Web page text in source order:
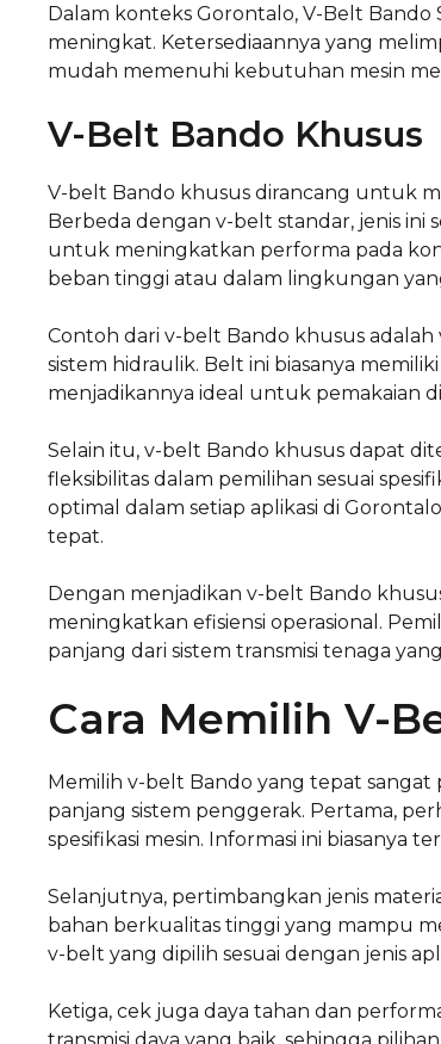
Dalam konteks Gorontalo, V-Belt
meningkat. Ketersediaannya yang
mudah memenuhi kebutuhan mesin
V-Belt Bando Khusus
V-belt Bando khusus dirancang untuk
Berbeda dengan v-belt standar, jenis ini
untuk meningkatkan performa pada
beban tinggi atau dalam lingkungan
Contoh dari v-belt Bando khusus
sistem hidraulik. Belt ini biasanya
menjadikannya ideal untuk pemakaian
Selain itu, v-belt Bando khusus dapat
fleksibilitas dalam pemilihan sesuai
optimal dalam setiap aplikasi di
tepat.
Dengan menjadikan v-belt Bando
meningkatkan efisiensi operasional.
panjang dari sistem transmisi tenaga
Cara Memilih V-
Memilih v-belt Bando yang tepat
panjang sistem penggerak. Pertama,
spesifikasi mesin. Informasi ini biasanya
Selanjutnya, pertimbangkan jenis
bahan berkualitas tinggi yang mampu
v-belt yang dipilih sesuai dengan jenis
Ketiga, cek juga daya tahan dan